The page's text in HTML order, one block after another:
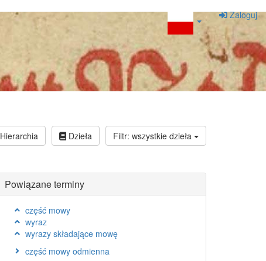
Zaloguj
Hierarchia Dzieła
Filtr: wszystkie dzieła
Powiązane terminy
część mowy
wyraz
wyrazy składające mowę
część mowy odmienna